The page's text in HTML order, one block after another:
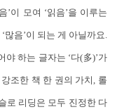
’이 모여 ‘읽음’을 이루는
많음’이 되는 게 아닐까요.
야 하는 글자는 ‘다(多)’가
조한 책 한 권의 가치, 롤
로 리딩은 모두 진정한 다